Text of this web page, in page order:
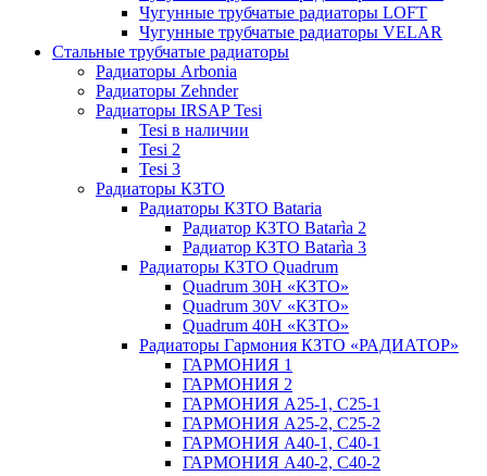
Чугунные трубчатые радиаторы LOFT
Чугунные трубчатые радиаторы VELAR
Стальные трубчатые радиаторы
Радиаторы Arbonia
Радиаторы Zehnder
Радиаторы IRSAP Tesi
Tesi в наличии
Tesi 2
Tesi 3
Радиаторы КЗТО
Радиаторы КЗТО Bataria
Радиатор КЗТО Batarìa 2
Радиатор КЗТО Batarìa 3
Радиаторы КЗТО Quadrum
Quadrum 30H «КЗТО»
Quadrum 30V «КЗТО»
Quadrum 40H «КЗТО»
Радиаторы Гармония КЗТО «РАДИАТОР»
ГАРМОНИЯ 1
ГАРМОНИЯ 2
ГАРМОНИЯ А25-1, С25-1
ГАРМОНИЯ А25-2, С25-2
ГАРМОНИЯ А40-1, С40-1
ГАРМОНИЯ А40-2, С40-2